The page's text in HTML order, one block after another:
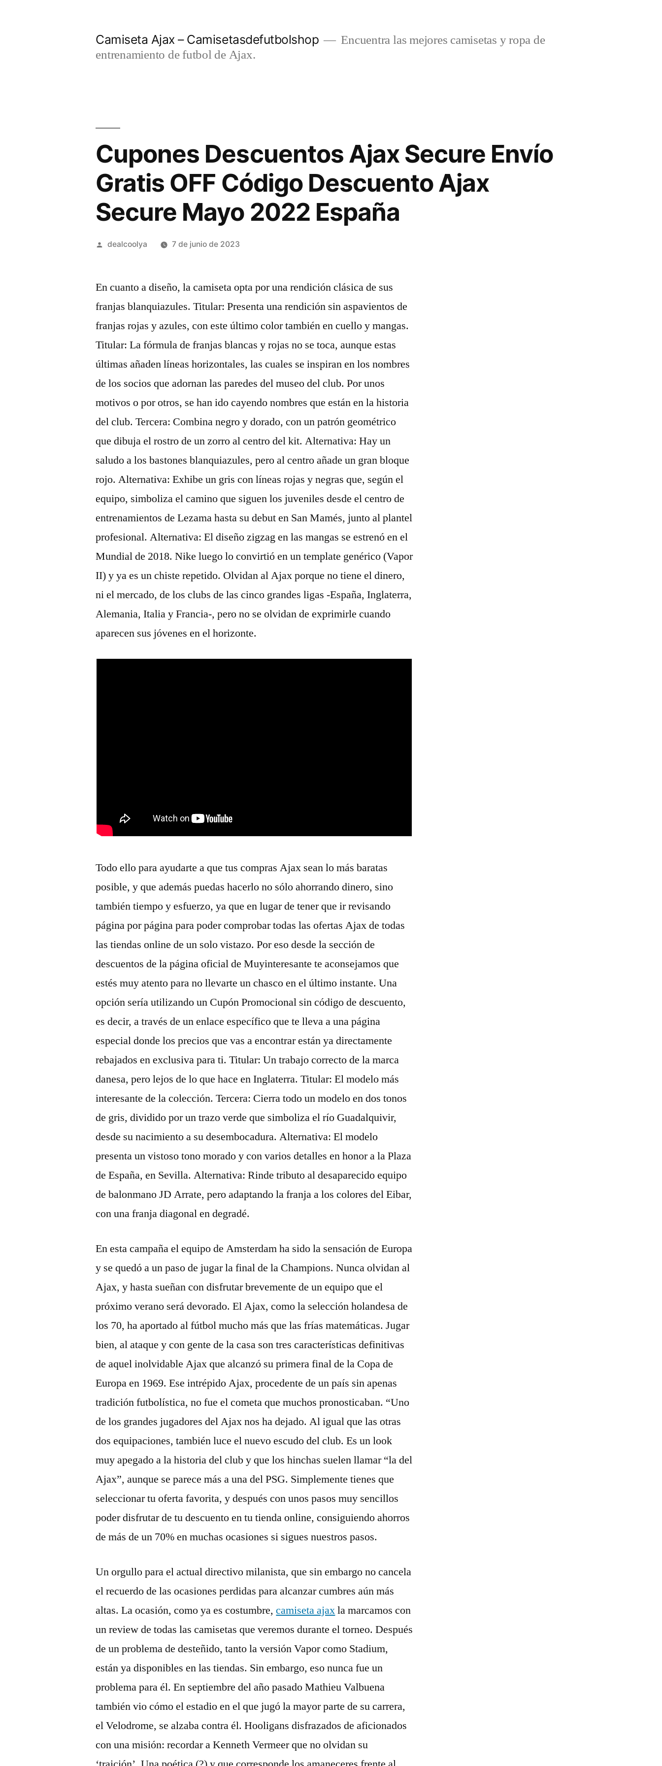
Camiseta Ajax – Camisetasdefutbolshop
Encuentra las mejores camisetas y ropa de
entrenamiento de futbol de Ajax.
Cupones Descuentos Ajax Secure Envío
Gratis OFF Código Descuento Ajax
Secure Mayo 2022 España
Publicado
dealcoolya 7 de junio de 2023
En cuanto a diseño, la camiseta opta por una rendición clásica de sus
franjas blanquiazules. Titular: Presenta una rendición sin aspavientos de
franjas rojas y azules, con este último color también en cuello y mangas.
Titular: La fórmula de franjas blancas y rojas no se toca, aunque estas
últimas añaden líneas horizontales, las cuales se inspiran en los nombres
de los socios que adornan las paredes del museo del club. Por unos
motivos o por otros, se han ido cayendo nombres que están en la historia
del club. Tercera: Combina negro y dorado, con un patrón geométrico
que dibuja el rostro de un zorro al centro del kit. Alternativa: Hay un
saludo a los bastones blanquiazules, pero al centro añade un gran bloque
rojo. Alternativa: Exhibe un gris con líneas rojas y negras que, según el
equipo, simboliza el camino que siguen los juveniles desde el centro de
entrenamientos de Lezama hasta su debut en San Mamés, junto al plantel
profesional. Alternativa: El diseño zigzag en las mangas se estrenó en el
Mundial de 2018. Nike luego lo convirtió en un template genérico (Vapor
II) y ya es un chiste repetido. Olvidan al Ajax porque no tiene el dinero,
ni el mercado, de los clubs de las cinco grandes ligas -España, Inglaterra,
Alemania, Italia y Francia-, pero no se olvidan de exprimirle cuando
aparecen sus jóvenes en el horizonte.
Todo ello para ayudarte a que tus compras Ajax sean lo más baratas
posible, y que además puedas hacerlo no sólo ahorrando dinero, sino
también tiempo y esfuerzo, ya que en lugar de tener que ir revisando
página por página para poder comprobar todas las ofertas Ajax de todas
las tiendas online de un solo vistazo. Por eso desde la sección de
descuentos de la página oficial de Muyinteresante te aconsejamos que
estés muy atento para no llevarte un chasco en el último instante. Una
opción sería utilizando un Cupón Promocional sin código de descuento,
es decir, a través de un enlace específico que te lleva a una página
especial donde los precios que vas a encontrar están ya directamente
rebajados en exclusiva para ti. Titular: Un trabajo correcto de la marca
danesa, pero lejos de lo que hace en Inglaterra. Titular: El modelo más
interesante de la colección. Tercera: Cierra todo un modelo en dos tonos
de gris, dividido por un trazo verde que simboliza el río Guadalquivir,
desde su nacimiento a su desembocadura. Alternativa: El modelo
presenta un vistoso tono morado y con varios detalles en honor a la Plaza
de España, en Sevilla. Alternativa: Rinde tributo al desaparecido equipo
de balonmano JD Arrate, pero adaptando la franja a los colores del Eibar,
con una franja diagonal en degradé.
En esta campaña el equipo de Amsterdam ha sido la sensación de Europa
y se quedó a un paso de jugar la final de la Champions. Nunca olvidan al
Ajax, y hasta sueñan con disfrutar brevemente de un equipo que el
próximo verano será devorado. El Ajax, como la selección holandesa de
los 70, ha aportado al fútbol mucho más que las frías matemáticas. Jugar
bien, al ataque y con gente de la casa son tres características definitivas
de aquel inolvidable Ajax que alcanzó su primera final de la Copa de
Europa en 1969. Ese intrépido Ajax, procedente de un país sin apenas
tradición futbolística, no fue el cometa que muchos pronosticaban. “Uno
de los grandes jugadores del Ajax nos ha dejado. Al igual que las otras
dos equipaciones, también luce el nuevo escudo del club. Es un look
muy apegado a la historia del club y que los hinchas suelen llamar “la del
Ajax”, aunque se parece más a una del PSG. Simplemente tienes que
seleccionar tu oferta favorita, y después con unos pasos muy sencillos
poder disfrutar de tu descuento en tu tienda online, consiguiendo ahorros
de más de un 70% en muchas ocasiones si sigues nuestros pasos.
Un orgullo para el actual directivo milanista, que sin embargo no cancela
el recuerdo de las ocasiones perdidas para alcanzar cumbres aún más
altas. La ocasión, como ya es costumbre,camiseta ajaxla marcamos con
un review de todas las camisetas que veremos durante el torneo. Después
de un problema de desteñido, tanto la versión Vapor como Stadium,
están ya disponibles en las tiendas. Sin embargo, eso nunca fue un
problema para él. En septiembre del año pasado Mathieu Valbuena
también vio cómo el estadio en el que jugó la mayor parte de su carrera,
el Velodrome, se alzaba contra él. Hooligans disfrazados de aficionados
con una misión: recordar a Kenneth Vermeer que no olvidan su